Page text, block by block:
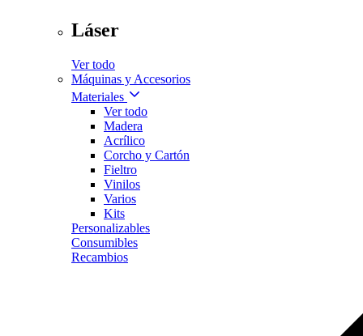
Láser
Ver todo
Máquinas y Accesorios
Materiales
Ver todo
Madera
Acrílico
Corcho y Cartón
Fieltro
Vinilos
Varios
Kits
Personalizables
Consumibles
Recambios